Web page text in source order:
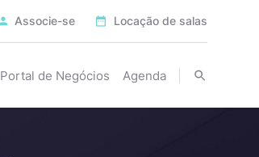
Associe-se Locação de salas
Portal de Negócios Agenda